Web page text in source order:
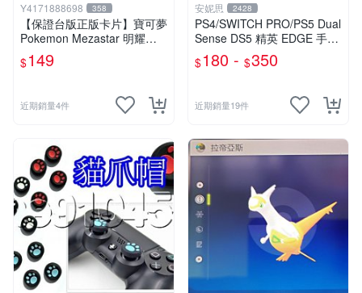
Y4171888698 358
【保證台版正版卡片】寶可夢
Pokemon Mezastar 明耀之
星 第2彈 六星台版 固拉多
《保證正版卡匣》
$149
近期銷量4件
安妮思 2428
PS4/SWITCH PRO/PS5 Dual
Sense DS5 精英 EDGE 手把
手柄 搖桿 控制器 電池
$180 - $350
近期銷量19件